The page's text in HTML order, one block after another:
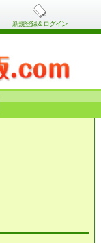
新規登録＆ログイン